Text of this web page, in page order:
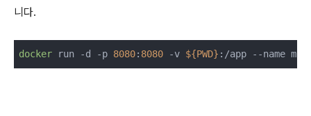
니다.
docker run -d -p 8080: 8080 -v ${PWD}